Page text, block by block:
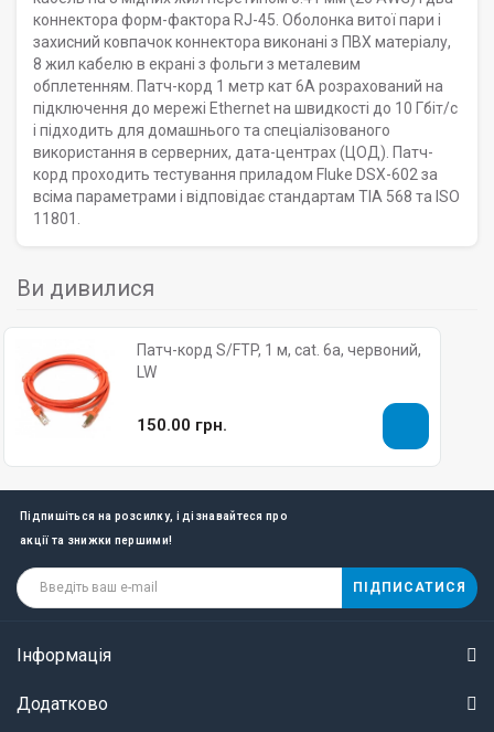
коннектора форм-фактора RJ-45. Оболонка витої пари і
захисний ковпачок коннектора виконані з ПВХ матеріалу,
8 жил кабелю в екрані з фольги з металевим
обплетенням. Патч-корд 1 метр кат 6А розрахований на
підключення до мережі Ethernet на швидкості до 10 Гбіт/с
і підходить для домашнього та спеціалізованого
використання в серверних, дата-центрах (ЦОД). Патч-
корд проходить тестування приладом Fluke DSX-602 за
всіма параметрами і відповідає стандартам TIA 568 та ISO
11801.
Ви дивилися
Патч-корд S/FTP, 1 м, cat. 6a, червоний,
LW
150.00 грн.
Підпишіться на розсилку, і дізнавайтеся про
акції та знижки першими!
ПІДПИСАТИСЯ
Інформація
Додатково